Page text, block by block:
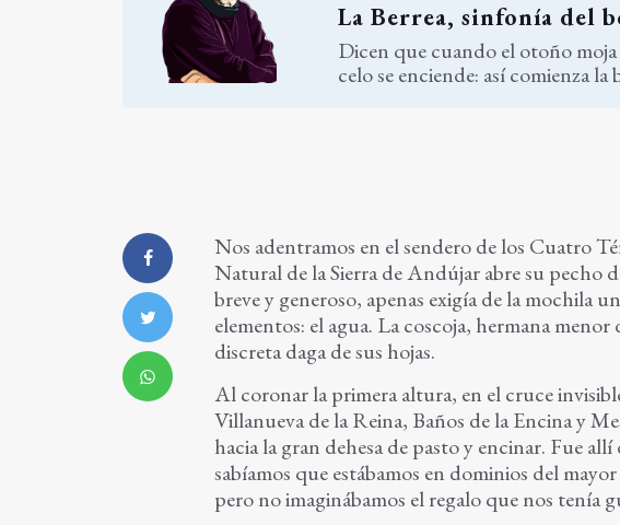
La Berrea, sinfonía del
Dicen que cuando el otoño
celo se enciende: así comienza la
Nos adentramos en el sendero de los Cuatro
Natural de la Sierra de Andújar abre su pecho
breve y generoso, apenas exigía de la mochila
elementos: el agua. La coscoja, hermana
discreta daga de sus hojas.
Al coronar la primera altura, en el cruce
Villanueva de la Reina, Baños de la Encina y
hacia la gran dehesa de pasto y encinar. Fue
sabíamos que estábamos en dominios del
pero no imaginábamos el regalo que nos tenía